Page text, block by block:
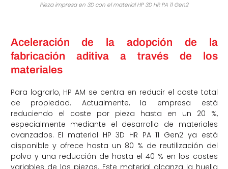
Pieza impresa en 3D con el material HP 3D HR PA 11 Gen2
Aceleración de la adopción de la
fabricación aditiva a través de los
materiales
Para lograrlo, HP AM se centra en reducir el coste total
de propiedad. Actualmente, la empresa está
reduciendo el coste por pieza hasta en un 20 %,
especialmente mediante el desarrollo de materiales
avanzados. El material HP 3D HR PA 11 Gen2 ya está
disponible y ofrece hasta un 80 % de reutilización del
polvo y una reducción de hasta el 40 % en los costes
variables de las piezas. Este material alcanza la huella